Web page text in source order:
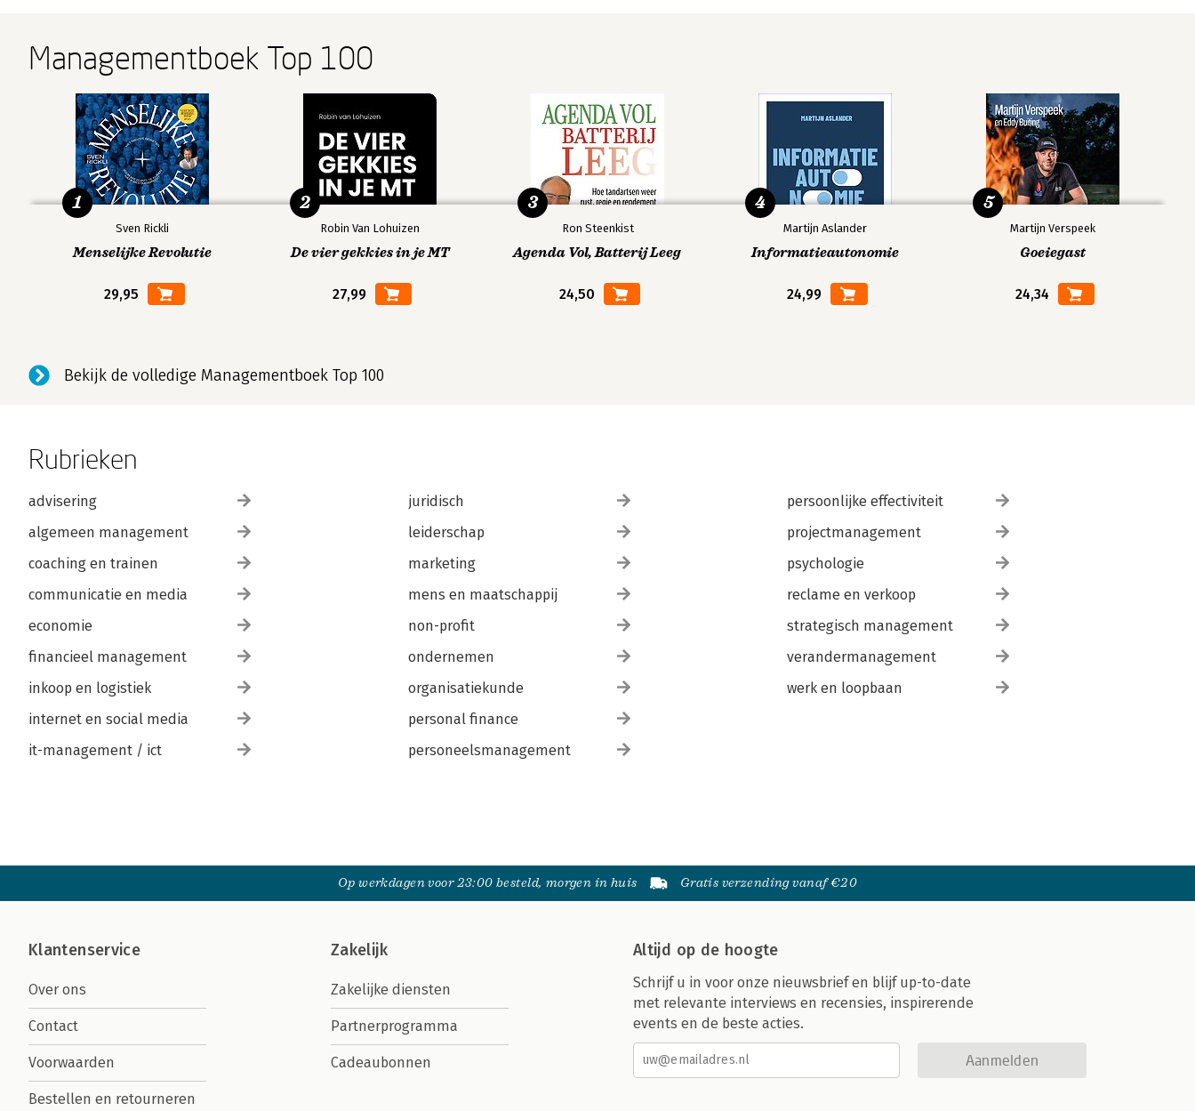
Managementboek Top 100
Sven Rickli
Menselijke Revolutie
29,95
1
Robin Van Lohuizen
De vier gekkies in je MT
27,99
2
Ron Steenkist
Agenda Vol, Batterij Leeg
24,50
3
Martijn Aslander
Informatieautonomie
24,99
4
Martijn Verspeek
Goeiegast
24,34
5
Bekijk de volledige Managementboek Top 100
Rubrieken
advisering
algemeen management
coaching en trainen
communicatie en media
economie
financieel management
inkoop en logistiek
internet en social media
it-management / ict
juridisch
leiderschap
marketing
mens en maatschappij
non-profit
ondernemen
organisatiekunde
personal finance
personeelsmanagement
persoonlijke effectiviteit
projectmanagement
psychologie
reclame en verkoop
strategisch management
verandermanagement
werk en loopbaan
Op werkdagen voor 23:00 besteld, morgen in huis Gratis verzending vanaf €20
Klantenservice
Over ons
Contact
Voorwaarden
Bestellen en retourneren
Zakelijk
Zakelijke diensten
Partnerprogramma
Cadeaubonnen
Altijd op de hoogte
Schrijf u in voor onze nieuwsbrief en blijf up-to-date
met relevante interviews en recensies, inspirerende
events en de beste acties.
Aanmelden